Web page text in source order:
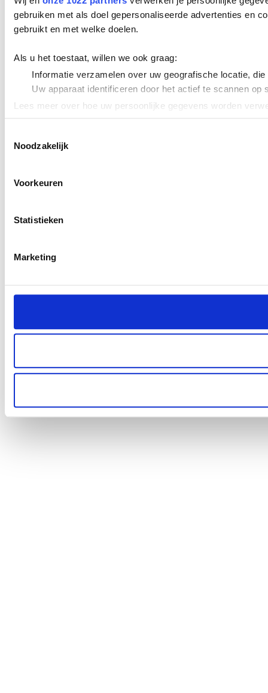
gebruiken met als doel gepersonaliseerde advertenties en
gebruikt en met welke doelen.
Als u het toestaat, willen we ook graag:
Informatie verzamelen over uw geografische locatie,
Uw apparaat identificeren door het actief te scannen op
Lees meer over hoe uw persoonlijke gegevens worden
We gebruiken cookies om content en advertenties te
verstrekt of die ze hebben verzameld op basis van uw
Noodzakelijk
Voorkeuren
Statistieken
Marketing